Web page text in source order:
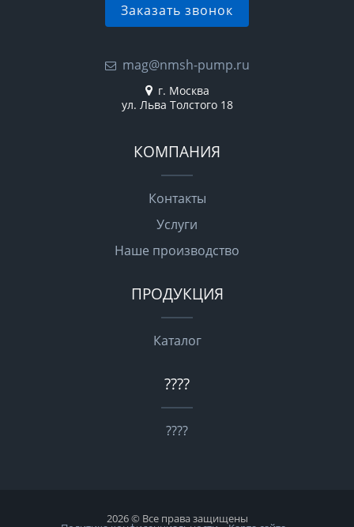
Заказать звонок
mag@nmsh-pump.ru
г. Москва
ул. Льва Толстого 18
КОМПАНИЯ
Контакты
Услуги
Наше производство
ПРОДУКЦИЯ
Каталог
????
????
2026 © Все права защищены